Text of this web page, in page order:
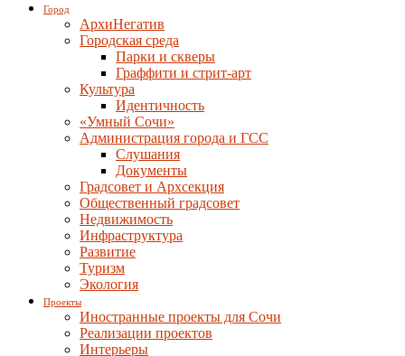
Город
АрхиНегатив
Городская среда
Парки и скверы
Граффити и стрит-арт
Культура
Идентичность
«Умный Сочи»
Администрация города и ГСС
Слушания
Документы
Градсовет и Архсекция
Общественный градсовет
Недвижимость
Инфраструктура
Развитие
Туризм
Экология
Проекты
Иностранные проекты для Сочи
Реализации проектов
Интерьеры